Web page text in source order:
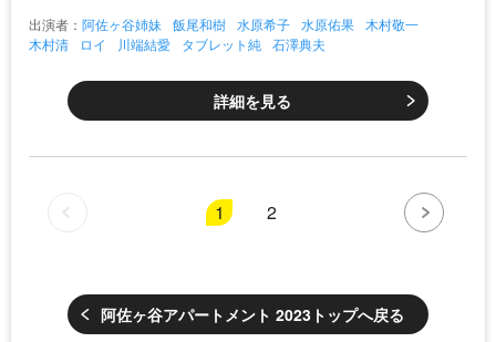
出演者： 阿佐ヶ谷姉妹 飯尾和樹 水原希子 水原佑果
木村敬一
木村清
ロイ 川端結愛 タブレット純 石澤典夫
詳細を見る
1 2
阿佐ヶ谷アパートメント 2023トップへ戻る